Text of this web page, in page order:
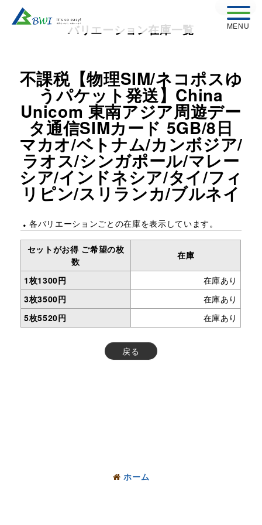
バリエーション在庫一覧
戻る
不課税【物理SIM/ネコポスゆ
うパケット発送】China
Unicom 東南アジア周遊デー
タ通信SIMカード 5GB/8日
マカオ/ベトナム/カンボジア/
ラオス/シンガポール/マレー
シア/インドネシア/タイ/フィ
リピン/スリランカ/ブルネイ
各バリエーションごとの在庫を表示しています。
セットがお得 ご希望の枚
数
在庫
1枚1300円
在庫あり
3枚3500円
在庫あり
5枚5520円
在庫あり
戻る
ホーム